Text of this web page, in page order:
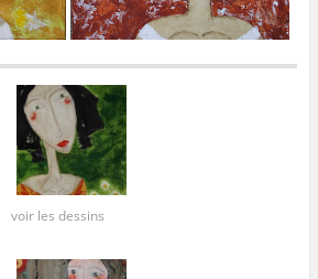
voir les dessins